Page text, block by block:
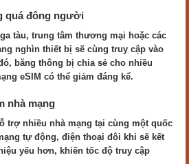
quá đông người
tàu, trung tâm thương mại hoặc các
nghìn thiết bị sẽ cùng truy cập vào
băng thông bị chia sẻ cho nhiều
eSIM có thể giảm đáng kể.
nhà mạng
trợ nhiều nhà mạng tại cùng một quốc
tự động, điện thoại đôi khi sẽ kết
yếu hơn, khiến tốc độ truy cập